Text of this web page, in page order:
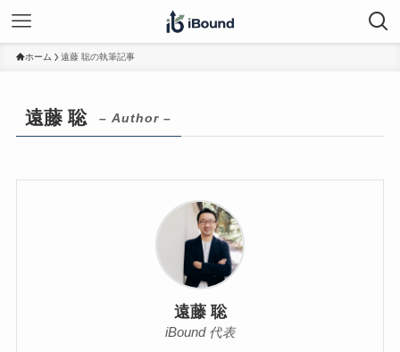
ホーム 遠藤 聡の執筆記事
遠藤 聡 – Author –
遠藤 聡
iBound 代表